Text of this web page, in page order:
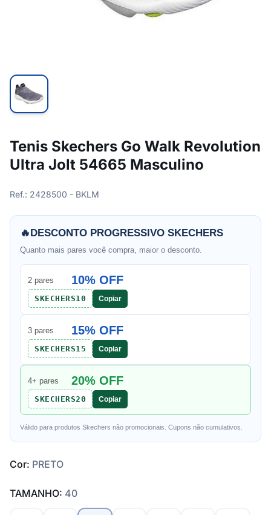
Tenis Skechers Go Walk Revolution
Ultra Jolt 54665 Masculino
Ref.: 2428500 - BKLM
🔥DESCONTO PROGRESSIVO SKECHERS
Quanto mais pares você compra, maior o desconto.
2 pares 10% OFF
SKECHERS10 Copiar
3 pares 15% OFF
SKECHERS15 Copiar
4+ pares 20% OFF
SKECHERS20 Copiar
Válido para produtos Skechers não promocionais. Cupons não cumulativos.
Cor: PRETO
TAMANHO: 40